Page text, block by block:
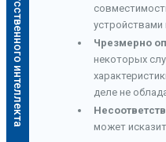
устройствами
Чрезмерно
некоторых
деле не
может